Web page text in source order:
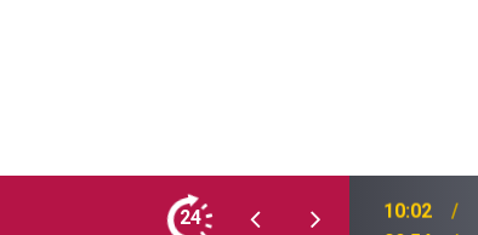
24
milyon Kürt var? 09:54